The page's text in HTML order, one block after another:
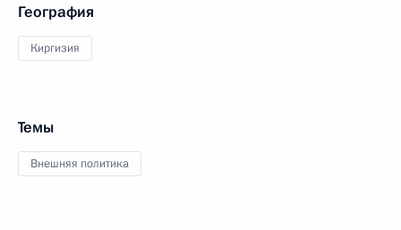
География
Киргизия
Темы
Внешняя политика